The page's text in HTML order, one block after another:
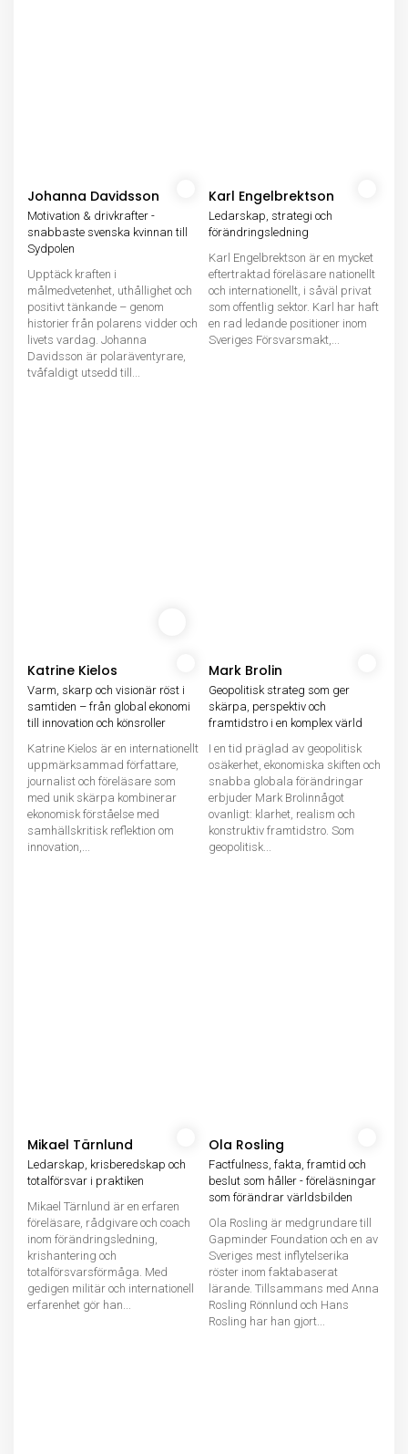
Johanna Davidsson
Motivation & drivkrafter -
snabbaste svenska kvinnan till
Sydpolen
Upptäck kraften i
målmedvetenhet, uthållighet och
positivt tänkande – genom
historier från polarens vidder och
livets vardag. Johanna
Davidsson är polaräventyrare,
tvåfaldigt utsedd till...
Karl Engelbrektson
Ledarskap, strategi och
förändringsledning
Karl Engelbrektson är en mycket
eftertraktad föreläsare nationellt
och internationellt, i såväl privat
som offentlig sektor. Karl har haft
en rad ledande positioner inom
Sveriges Försvarsmakt,...
Katrine Kielos
Varm, skarp och visionär röst i
samtiden – från global ekonomi
till innovation och könsroller
Katrine Kielos är en internationellt
uppmärksammad författare,
journalist och föreläsare som
med unik skärpa kombinerar
ekonomisk förståelse med
samhällskritisk reflektion om
innovation,...
Mark Brolin
Geopolitisk strateg som ger
skärpa, perspektiv och
framtidstro i en komplex värld
I en tid präglad av geopolitisk
osäkerhet, ekonomiska skiften och
snabba globala förändringar
erbjuder Mark Brolinnågot
ovanligt: klarhet, realism och
konstruktiv framtidstro. Som
geopolitisk...
Mikael Tärnlund
Ledarskap, krisberedskap och
totalförsvar i praktiken
Mikael Tärnlund är en erfaren
föreläsare, rådgivare och coach
inom förändringsledning,
krishantering och
totalförsvarsförmåga. Med
gedigen militär och internationell
erfarenhet gör han...
Ola Rosling
Factfulness, fakta, framtid och
beslut som håller - föreläsningar
som förändrar världsbilden
Ola Rosling är medgrundare till
Gapminder Foundation och en av
Sveriges mest inflytelserika
röster inom faktabaserat
lärande. Tillsammans med Anna
Rosling Rönnlund och Hans
Rosling har han gjort...